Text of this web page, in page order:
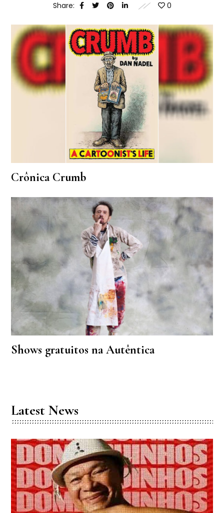
Share: 0
Crônica Crumb
Shows gratuitos na Autêntica
Latest News